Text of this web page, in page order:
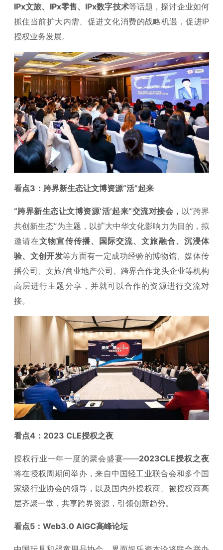
IPx文旅、IPx零售、IPx数字技术等话题，探讨企业如何
抓住当前扩大内需、促进文化消费的战略机遇，促进IP
授权业务发展。
看点3：跨界新生态让文博资源“活”起来
“跨界新生态让文博资源‘活’起来”交流对接会， 以“跨界
共创新生态”为主题，以扩大中华文化影响力为目的，拟
邀请在文物宣传传播、国际交流、文旅融合、沉浸体
验、文创开发等方面有一定成功经验的博物馆、媒体传
播公司、文旅/商业地产公司、跨界合作龙头企业等机构
高层进行主题分享，并就可以合作的资源进行交流对
接。
看点4：2023 CLE授权之夜
授权行业一年一度的聚会盛宴——2023CLE授权之夜
将在授权周期间举办，来自中国轻工业联合会和多个国
家级行业协会的领导，以及国内外授权商、被授权商高
层齐聚一堂，共享跨界资源，引领创新趋势。
看点5：Web3.0 AIGC高峰论坛